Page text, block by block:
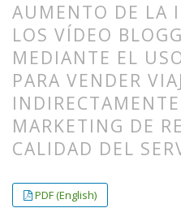
AUMENTO DE LA
LOS VÍDEO
MEDIANTE EL
PARA VENDER
MARKETING DE
CALIDAD DEL
PDF (English)